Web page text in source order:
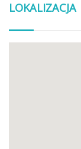
LOKALIZACJA